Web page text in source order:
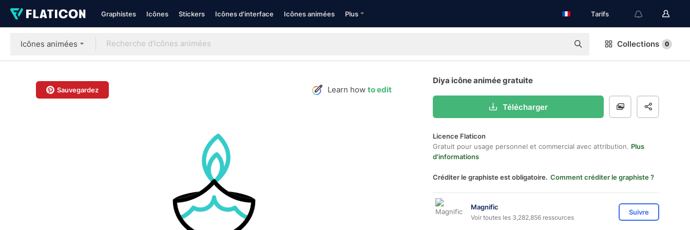
Graphistes Icônes Stickers Icônes d'interface Icônes animées Plus Tarifs
Icônes animées Collections 0
Sauvegardez Learn how to edit
Diya icône animée gratuite
Télécharger
Licence Flaticon
Gratuit pour usage personnel et commercial avec attribution. Plus
d'informations
Créditer le graphiste est obligatoire. Comment créditer le graphiste ?
Magnific
Voir toutes les 3,282,856 ressources
Suivre